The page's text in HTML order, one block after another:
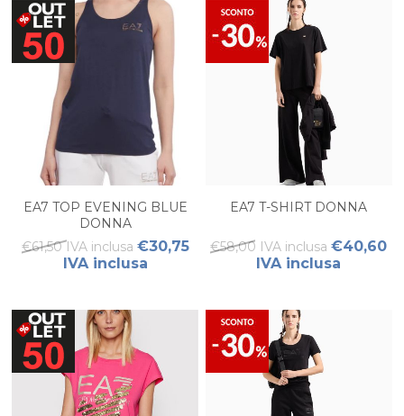
EA7 TOP EVENING BLUE
DONNA
€61,50 IVA inclusa €30,75
IVA inclusa
EA7 T-SHIRT DONNA
€58,00 IVA inclusa €40,60
IVA inclusa